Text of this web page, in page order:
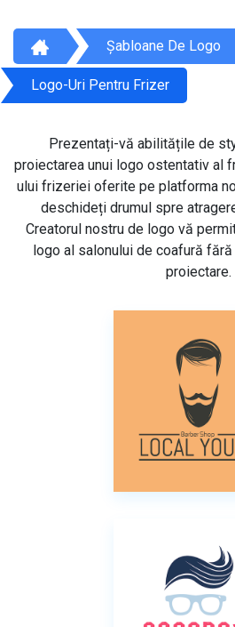
Șabloane De Logo
Logo-Uri Pentru Frizer
Prezentați-vă abilitățile de
proiectarea unui logo ostentativ al
ului frizeriei oferite pe platforma
deschideți drumul spre
Creatorul nostru de logo vă
logo al salonului de coafură
proiectare.